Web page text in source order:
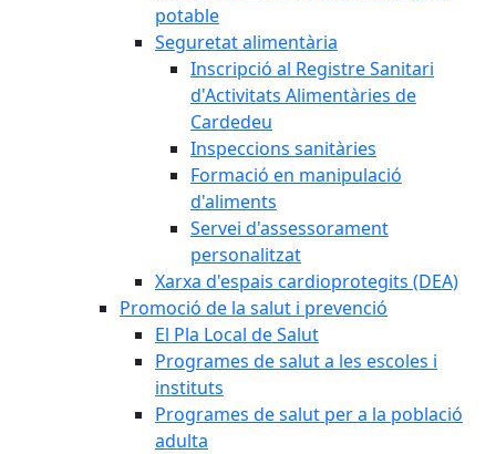
potable
Seguretat alimentària
Inscripció al Registre Sanitari
d'Activitats Alimentàries de
Cardedeu
Inspeccions sanitàries
Formació en manipulació
d'aliments
Servei d'assessorament
personalitzat
Xarxa d'espais cardioprotegits (DEA)
Promoció de la salut i prevenció
El Pla Local de Salut
Programes de salut a les escoles i
instituts
Programes de salut per a la població
adulta